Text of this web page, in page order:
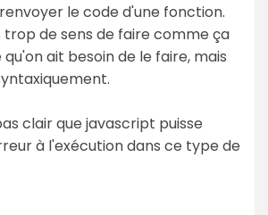
le code d'une fonction.
de sens de faire comme ça
ait besoin de le faire, mais
clair que javascript puisse
à l'exécution dans ce type de